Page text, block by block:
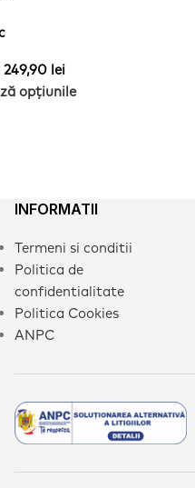
249,90 lei
opțiunile
INFORMATII
Termeni si conditii
Politica de
confidentialitate
Politica Cookies
ANPC